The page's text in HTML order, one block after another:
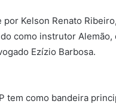
por Kelson Renato
como instrutor
Ezízio Barbosa.
tem como bandeira